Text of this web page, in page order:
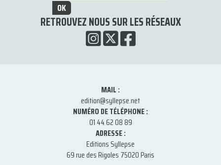
OK
RETROUVEZ NOUS SUR LES RÉSEAUX
MAIL :
edition@syllepse.net
NUMÉRO DE TÉLÉPHONE :
01 44 62 08 89
ADRESSE :
Editions Syllepse
69 rue des Rigoles 75020 Paris